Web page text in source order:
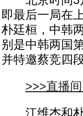
即最后一局在
朴廷桓，中韩
别是中韩两国
并特邀蔡竞四
>>>直播
江维杰和朴